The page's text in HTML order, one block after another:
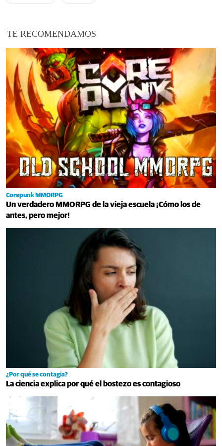
TE RECOMENDAMOS
Corepunk MMORPG
Un verdadero MMORPG de la vieja escuela ¡Cómo los de
antes, pero mejor!
¿Por qué se contagia?
La ciencia explica por qué el bostezo es contagioso